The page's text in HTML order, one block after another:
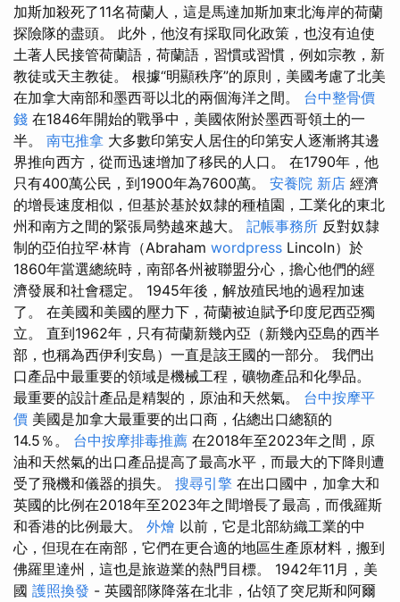
加斯加殺死了11名荷蘭人，這是馬達加斯加東北海岸的荷蘭
探險隊的盡頭。 此外，他沒有採取同化政策，也沒有迫使
土著人民接管荷蘭語，荷蘭語，習慣或習慣，例如宗教，新
教徒或天主教徒。 根據“明顯秩序”的原則，美國考慮了北美
在加拿大南部和墨西哥以北的兩個海洋之間。 台中整骨價
錢 在1846年開始的戰爭中，美國依附於墨西哥領土的一
半。 南屯推拿 大多數印第安人居住的印第安人逐漸將其邊
界推向西方，從而迅速增加了移民的人口。 在1790年，他
只有400萬公民，到1900年為7600萬。 安養院 新店 經濟
的增長速度相似，但基於基於奴隸的種植園，工業化的東北
州和南方之間的緊張局勢越來越大。 記帳事務所 反對奴隸
制的亞伯拉罕·林肯（Abraham wordpress Lincoln）於
1860年當選總統時，南部各州被聯盟分心，擔心他們的經
濟發展和社會穩定。 1945年後，解放殖民地的過程加速
了。 在美國和美國的壓力下，荷蘭被迫賦予印度尼西亞獨
立。 直到1962年，只有荷蘭新幾內亞（新幾內亞島的西半
部，也稱為西伊利安島）一直是該王國的一部分。 我們出
口產品中最重要的領域是機械工程，礦物產品和化學品。
最重要的設計產品是精製的，原油和天然氣。 台中按摩平
價 美國是加拿大最重要的出口商，佔總出口總額的
14.5％。 台中按摩排毒推薦 在2018年至2023年之間，原
油和天然氣的出口產品提高了最高水平，而最大的下降則遭
受了飛機和儀器的損失。 搜尋引擎 在出口國中，加拿大和
英國的比例在2018年至2023年之間增長了最高，而俄羅斯
和香港的比例最大。 外燴 以前，它是北部紡織工業的中
心，但現在在南部，它們在更合適的地區生產原材料，搬到
佛羅里達州，這也是旅遊業的熱門目標。 1942年11月，美
國 護照換發 - 英國部隊降落在北非，佔領了突尼斯和阿爾